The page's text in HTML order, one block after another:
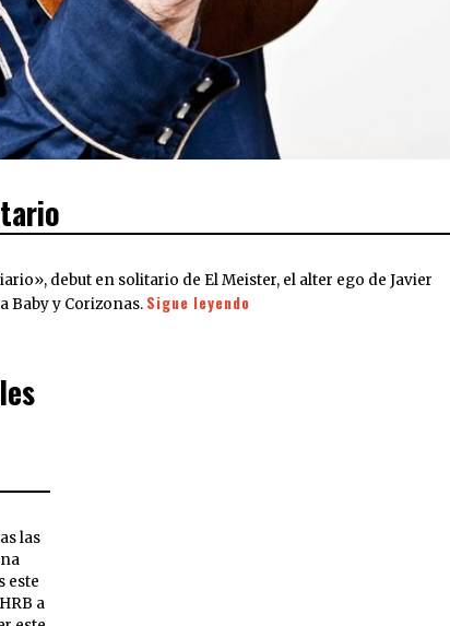
debut en solitario de El Meister, el alter ego de Javier
Baby y Corizonas. Sigue leyendo
las
este
a